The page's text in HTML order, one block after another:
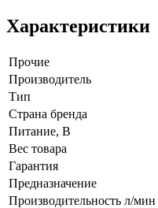
Характеристики
Прочие
Производитель
Тип
Страна бренда
Питание, В
Вес товара
Гарантия
Предназначение
Производительность л/мин